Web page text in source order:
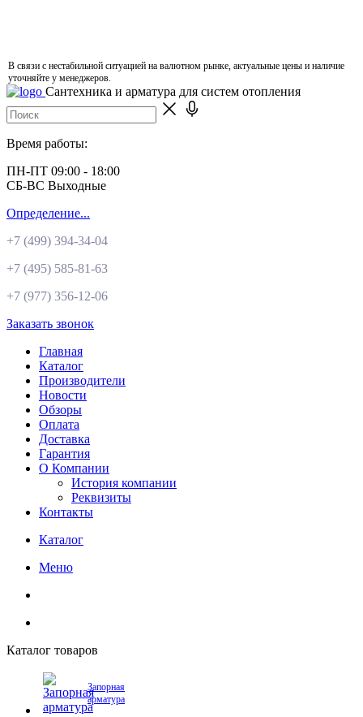
В связи с нестабильной ситуацией на валютном рынке, актуальные цены и наличие
уточняйте у менеджеров.
Сантехника и арматура для систем отопления
Время работы:
ПН-ПТ 09:00 - 18:00
СБ-ВС Выходные
Определение...
+7 (499) 394-34-04
+7 (495) 585-81-63
+7 (977) 356-12-06
Заказать звонок
Главная
Каталог
Производители
Новости
Обзоры
Оплата
Доставка
Гарантия
О Компании
История компании
Реквизиты
Контакты
Каталог
Меню
Каталог товаров
Запорная
арматура